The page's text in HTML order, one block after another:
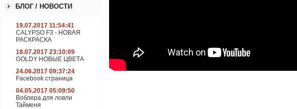
БЛОГ / НОВОСТИ
19.07.2017 11:54:41
CALYPSO F3 - НОВАЯ
РАСКРАСКА
18.07.2017 23:10:09
GOLDY НОВЫЕ ЦВЕТА
24.06.2017 09:37:24
Facebook страница
04.05.2017 05:09:50
Воблера для ловли
Тайменя